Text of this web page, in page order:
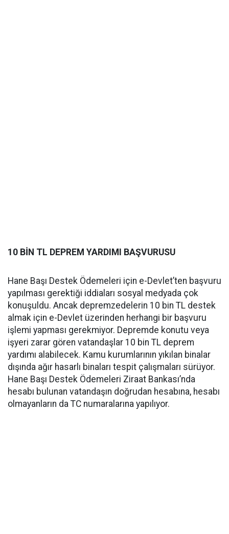
10 BİN TL DEPREM YARDIMI BAŞVURUSU
Hane Başı Destek Ödemeleri için e-Devlet’ten başvuru
yapılması gerektiği iddiaları sosyal medyada çok
konuşuldu. Ancak depremzedelerin 10 bin TL destek
almak için e-Devlet üzerinden herhangi bir başvuru
işlemi yapması gerekmiyor. Depremde konutu veya
işyeri zarar gören vatandaşlar 10 bin TL deprem
yardımı alabilecek. Kamu kurumlarının yıkılan binalar
dışında ağır hasarlı binaları tespit çalışmaları sürüyor.
Hane Başı Destek Ödemeleri Ziraat Bankası’nda
hesabı bulunan vatandaşın doğrudan hesabına, hesabı
olmayanların da TC numaralarına yapılıyor.